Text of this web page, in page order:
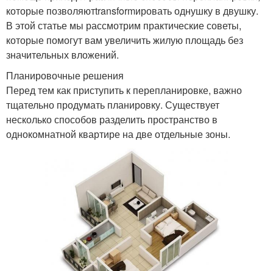
которые позволяютtransformировать однушку в двушку.
В этой статье мы рассмотрим практические советы,
которые помогут вам увеличить жилую площадь без
значительных вложений.
Планировочные решения
Перед тем как приступить к перепланировке, важно
тщательно продумать планировку. Существует
несколько способов разделить пространство в
однокомнатной квартире на две отдельные зоны.